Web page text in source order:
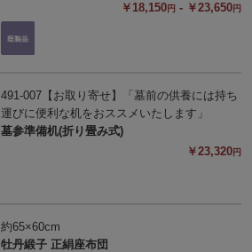
￥18,150円 - ￥23,650円
491-007【お取り寄せ】「墓前の供養には持ち
運びに便利な机をおススメいたします」
墓参準備机(折り畳み式)
￥23,320円
約65×60cm
牡丹緞子 正絹座布団